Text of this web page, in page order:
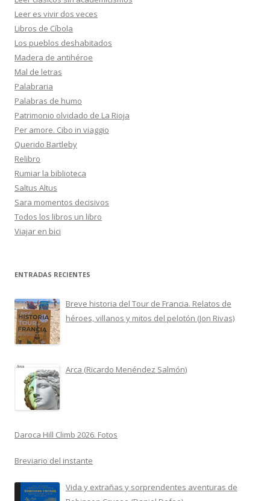
Leer es vivir dos veces
Libros de Cíbola
Los pueblos deshabitados
Madera de antihéroe
Mal de letras
Palabraria
Palabras de humo
Patrimonio olvidado de La Rioja
Per amore. Cibo in viaggio
Querido Bartleby
Relibro
Rumiar la biblioteca
Saltus Altus
Sara momentos decisivos
Todos los libros un libro
Viajar en bici
ENTRADAS RECIENTES
Breve historia del Tour de Francia. Relatos de
héroes, villanos y mitos del pelotón (Jon Rivas)
Arca (Ricardo Menéndez Salmón)
Daroca Hill Climb 2026. Fotos
Breviario del instante
Vida y extrañas y sorprendentes aventuras de